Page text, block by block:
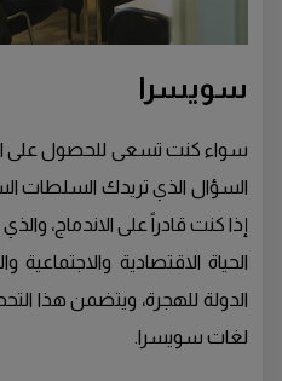
سويسرا
سواء كنت تسعى للحصول على
السؤال الذي تريدك السلطات
إذا كنت قادراً على الاندماج،
الحياة الاقتصادية والاجتماعية
الدولة للهجرة، ويتضمن هذا
لغات سويسرا.